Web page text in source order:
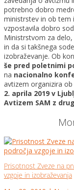
potrebno dobro
ministrstev in ob tem
vzpostavila dobro
Ministrstvom za
in da si takšnega
izobraževanje. Ob
še pred poletnimi
na nacionalno
avtizem organizira ob
2. aprila 2019 v
Avtizem SAM z
Prisotnost Zveze na
vzgoje in izobraževanja